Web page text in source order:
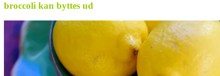
broccoli kan byttes ud